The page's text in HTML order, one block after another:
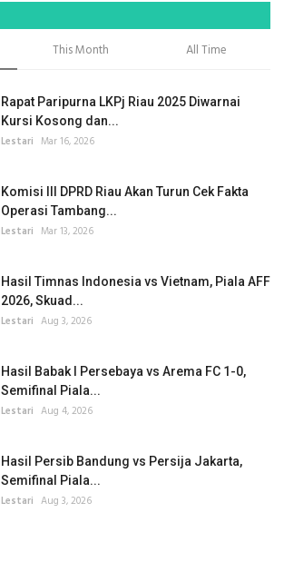
This Month All Time
Rapat Paripurna LKPj Riau 2025 Diwarnai
Kursi Kosong dan...
Lestari Mar 16, 2026
Komisi III DPRD Riau Akan Turun Cek Fakta
Operasi Tambang...
Lestari Mar 13, 2026
Hasil Timnas Indonesia vs Vietnam, Piala AFF
2026, Skuad...
Lestari Aug 3, 2026
Hasil Babak I Persebaya vs Arema FC 1-0,
Semifinal Piala...
Lestari Aug 4, 2026
Hasil Persib Bandung vs Persija Jakarta,
Semifinal Piala...
Lestari Aug 3, 2026